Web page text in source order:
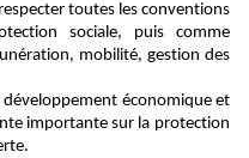
toutes les conventions
sociale,
puis comme
mobilité, gestion des
économique et
importante sur la protection